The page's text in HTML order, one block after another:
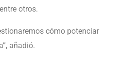
otros.
cómo potenciar
añadió.